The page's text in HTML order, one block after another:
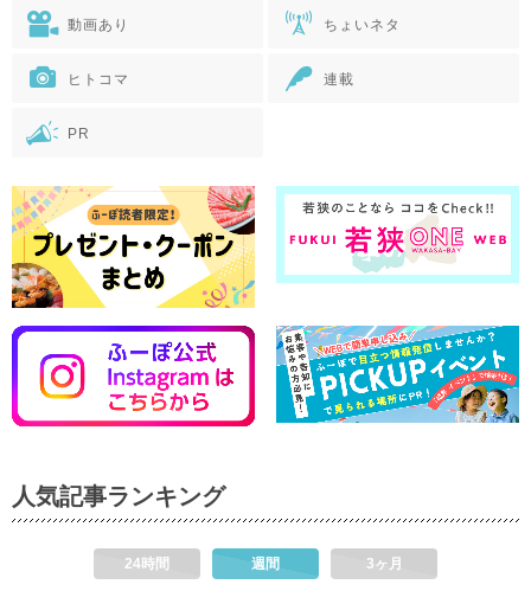
動画あり ちょいネタ
ヒトコマ 連載
PR
人気記事ランキング
24時間 週間 3ヶ月